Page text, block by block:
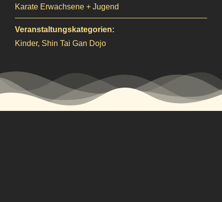
Karate Erwachsene + Jugend
Veranstaltungskategorien:
Kinder, Shin Tai Gan Dojo